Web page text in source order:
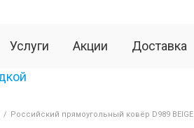
Услуги Акции Доставка
/ Российский прямоугольный ковёр D989 BEIGE